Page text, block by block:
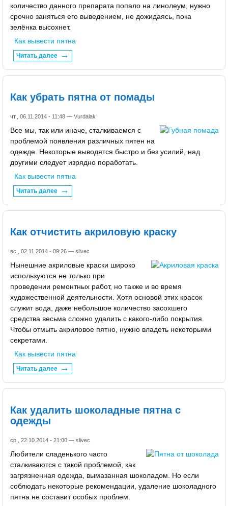
количество данного препарата попало на линолеум, нужно
срочно заняться его выведением, не дожидаясь, пока
зелёнка высохнет.
Как вывести пятна
Читать далее
Как убрать пятна от помады
чт., 06.11.2014 - 11:48 — Vurdalak
Все мы, так или иначе, сталкиваемся с
проблемой появления различных пятен на
одежде. Некоторые выводятся быстро и без усилий, над
другими следует изрядно поработать.
Как вывести пятна
Читать далее
Как отчистить акриловую краску
вс., 02.11.2014 - 09:26 — slivec
Нынешние акриловые краски широко
используются не только при
проведении ремонтных работ, но также и во время
художественной деятельности. Хотя основой этих красок
служит вода, даже небольшое количество засохшего
средства весьма сложно удалить с какого-либо покрытия.
Чтобы отмыть акриловое пятно, нужно владеть некоторыми
секретами.
Как вывести пятна
Читать далее
Как удалить шоколадные пятна с
одежды
ср., 22.10.2014 - 21:00 — slivec
Любители сладенького часто
сталкиваются с такой проблемой, как
загрязненная одежда, вымазанная шоколадом. Но если
соблюдать некоторые рекомендации, удаление шоколадного
пятна не составит особых проблем.